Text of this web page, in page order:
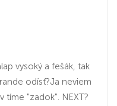
vysoký a fešák, tak
odísť?Ja neviem
tíme "zadok". NEXT?